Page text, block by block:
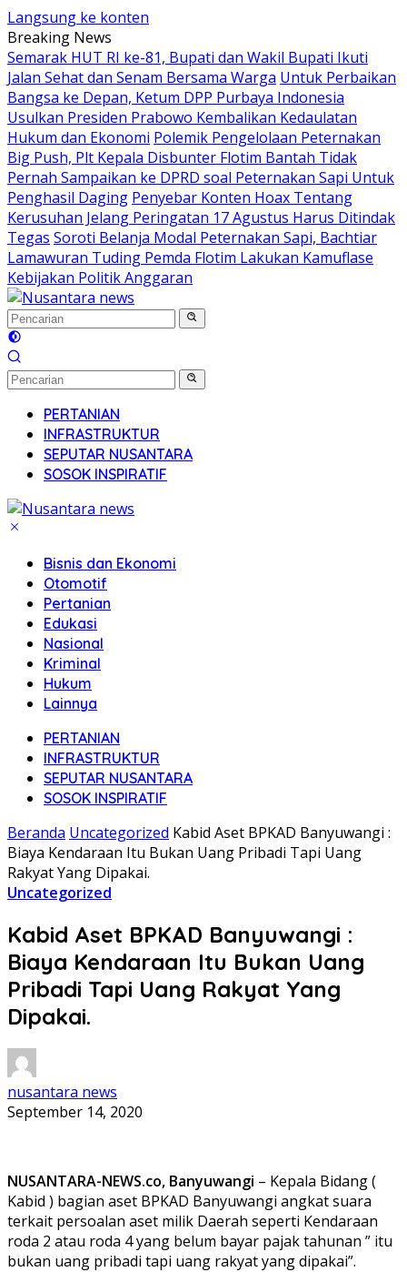
Langsung ke konten
Breaking News
Semarak HUT RI ke-81, Bupati dan Wakil Bupati Ikuti
Jalan Sehat dan Senam Bersama Warga Untuk Perbaikan
Bangsa ke Depan, Ketum DPP Purbaya Indonesia
Usulkan Presiden Prabowo Kembalikan Kedaulatan
Hukum dan Ekonomi Polemik Pengelolaan Peternakan
Big Push, Plt Kepala Disbunter Flotim Bantah Tidak
Pernah Sampaikan ke DPRD soal Peternakan Sapi Untuk
Penghasil Daging Penyebar Konten Hoax Tentang
Kerusuhan Jelang Peringatan 17 Agustus Harus Ditindak
Tegas Soroti Belanja Modal Peternakan Sapi, Bachtiar
Lamawuran Tuding Pemda Flotim Lakukan Kamuflase
Kebijakan Politik Anggaran
PERTANIAN
INFRASTRUKTUR
SEPUTAR NUSANTARA
SOSOK INSPIRATIF
Bisnis dan Ekonomi
Otomotif
Pertanian
Edukasi
Nasional
Kriminal
Hukum
Lainnya
PERTANIAN
INFRASTRUKTUR
SEPUTAR NUSANTARA
SOSOK INSPIRATIF
Beranda Uncategorized Kabid Aset BPKAD Banyuwangi :
Biaya Kendaraan Itu Bukan Uang Pribadi Tapi Uang
Rakyat Yang Dipakai.
Uncategorized
Kabid Aset BPKAD Banyuwangi :
Biaya Kendaraan Itu Bukan Uang
Pribadi Tapi Uang Rakyat Yang
Dipakai.
nusantara news
September 14, 2020
NUSANTARA-NEWS.co, Banyuwangi – Kepala Bidang (
Kabid ) bagian aset BPKAD Banyuwangi angkat suara
terkait persoalan aset milik Daerah seperti Kendaraan
roda 2 atau roda 4 yang belum bayar pajak tahunan ” itu
bukan uang pribadi tapi uang rakyat yang dipakai”.